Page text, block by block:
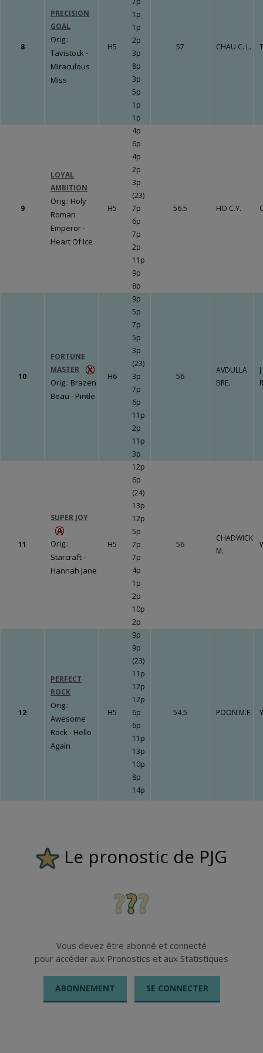
Un travail
gigantesque qui
va porter ses
Fermer
LE BOURG
Fermer
8
PRECISION
GOAL
Orig.:
Tavistock -
Miraculous
Miss
H5
1p
1p
2p
3p
8p
3p
5p
1p
1p
57 CHAU C. L.
9
LOYAL
AMBITION
Orig.: Holy
Roman
Emperor -
Heart Of Ice
H5
4p
6p
4p
2p
3p
(23)
7p
6p
7p
2p
11p
9p
8p
56.5 HO C.Y.
10
FORTUNE
MASTER
Orig.: Brazen
Beau - Pintle
H6
9p
5p
7p
5p
3p
(23)
3p
7p
6p
11p
2p
11p
3p
56
AVDULLA
BRE.
J
11
SUPER JOY
Orig.:
Starcraft -
Hannah Jane
H5
12p
6p
(24)
13p
12p
5p
7p
7p
4p
1p
2p
10p
2p
56
CHADWICK
M.
12
PERFECT
ROCK
Orig.:
Awesome
Rock - Hello
Again
H5
9p
9p
(23)
11p
12p
12p
6p
6p
11p
13p
10p
8p
14p
54.5 POON M.F.
Le pronostic de PJG
Vous devez être abonné et connecté
pour accéder aux Pronostics et aux Statistiques
ABONNEMENT SE CONNECTER